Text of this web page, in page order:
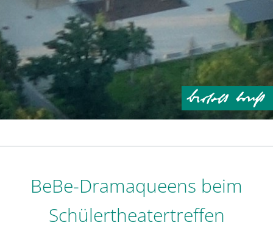
BeBe-Dramaqueens beim
Schülertheatertreffen